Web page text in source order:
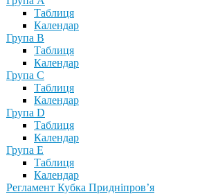
Таблиця
Календар
Група В
Таблиця
Календар
Група С
Таблиця
Календар
Група D
Таблиця
Календар
Група Е
Таблиця
Календар
Регламент Кубка Придніпров’я